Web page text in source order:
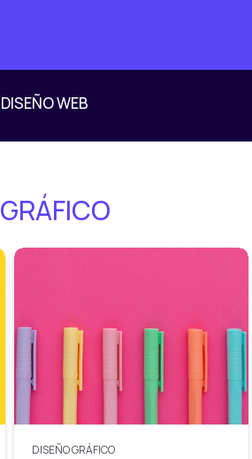
DISEÑO WEB
DISEÑO GRÁFICO